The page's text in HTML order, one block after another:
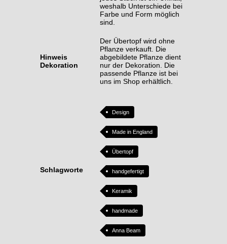
weshalb Unterschiede bei
Farbe und Form möglich
sind.
Hinweis
Dekoration
Der Übertopf wird ohne
Pflanze verkauft. Die
abgebildete Pflanze dient
nur der Dekoration. Die
passende Pflanze ist bei
uns im Shop erhältlich.
Schlagworte
Design
Made in England
Übertopf
handgefertigt
Keramik
handmade
Anna Beam